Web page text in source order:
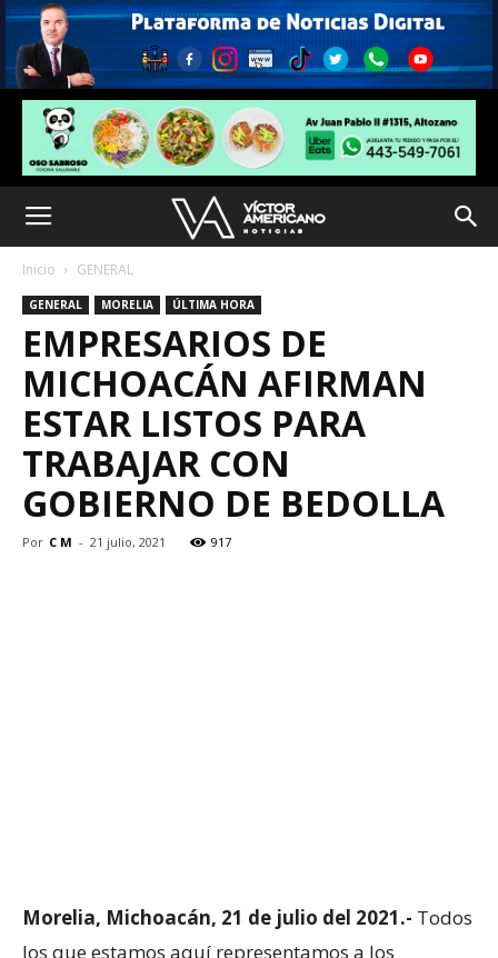
Inicio GENERAL
GENERAL MORELIA ÚLTIMA HORA
EMPRESARIOS DE
MICHOACÁN AFIRMAN
ESTAR LISTOS PARA
TRABAJAR CON
GOBIERNO DE BEDOLLA
Por C M - 21 julio, 2021 917
Morelia, Michoacán, 21 de julio del 2021.- Todos
los que estamos aquí representamos a los